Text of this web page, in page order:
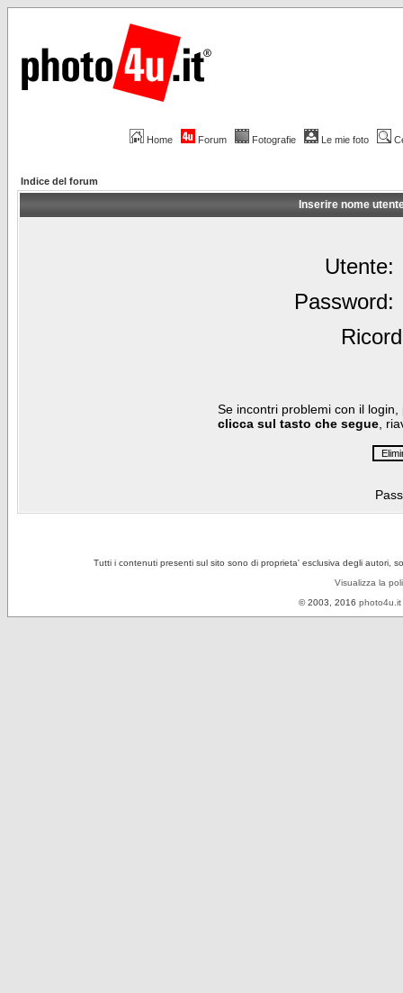
Home Forum Fotografie Le mie foto
Indice del forum
Inserire nome
Utente:
Password:
Se incontri problemi con il
clicca sul tasto che segue ,
Tutti i contenuti presenti sul sito sono di proprieta' esclusiva degli autori,
Visualizza la
© 2003, 2016 photo4u.it